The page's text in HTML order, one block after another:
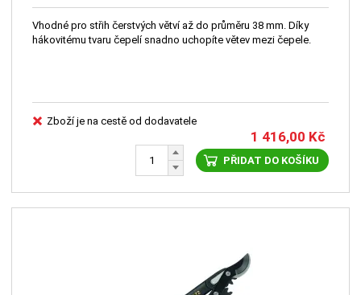
Vhodné pro střih čerstvých větví až do průměru 38 mm. Díky
hákovitému tvaru čepelí snadno uchopíte větev mezi čepele.
Zboží je na cestě od dodavatele
1 416,00 Kč
PŘIDAT DO KOŠÍKU